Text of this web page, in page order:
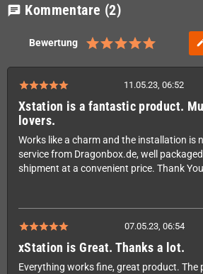
chat Kommentare (2)
Bewertung
11.05.23, 06:52
Xstation is a fantastic product.
lovers.
Works like a charm and the installation is
service from Dragonbox.de, well
shipment at a convenient price. Thank
07.05.23, 06:54
xStation is Great. Thanks a lot.
Everything works fine, great product. The